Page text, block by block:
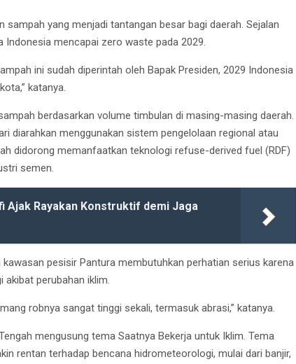
yang menjadi tantangan besar bagi daerah. Sejalan
Indonesia mencapai zero waste pada 2029.
ini sudah diperintah oleh Bapak Presiden, 2029 Indonesia
katanya.
berdasarkan volume timbulan di masing-masing daerah.
diarahkan menggunakan sistem pengelolaan regional atau
didorong memanfaatkan teknologi refuse-derived fuel (RDF)
semen.
Ajak Rayakan Konstruktif demi Jaga
pesisir Pantura membutuhkan perhatian serius karena
akibat perubahan iklim.
robnya sangat tinggi sekali, termasuk abrasi,” katanya.
mengusung tema Saatnya Bekerja untuk Iklim. Tema
rentan terhadap bencana hidrometeorologi, mulai dari banjir,